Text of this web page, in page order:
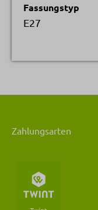
Fassungstyp
E27
Zahlungsarten